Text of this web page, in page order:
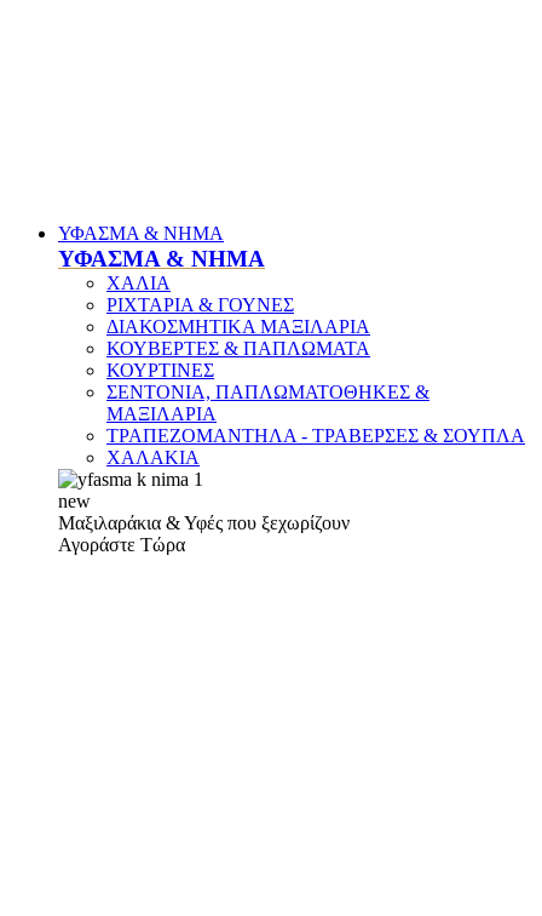
ΥΦΑΣΜΑ & ΝΗΜΑ
ΥΦΑΣΜΑ & ΝΗΜΑ
ΧΑΛΙΑ
ΡΙΧΤΑΡΙΑ & ΓΟΥΝΕΣ
ΔΙΑΚΟΣΜΗΤΙΚΑ ΜΑΞΙΛΑΡΙΑ
ΚΟΥΒΕΡΤΕΣ & ΠΑΠΛΩΜΑΤΑ
ΚΟΥΡΤΙΝΕΣ
ΣΕΝΤΟΝΙΑ, ΠΑΠΛΩΜΑΤΟΘΗΚΕΣ &
ΜΑΞΙΛΑΡΙΑ
ΤΡΑΠΕΖΟΜΑΝΤΗΛΑ - ΤΡΑΒΕΡΣΕΣ & ΣΟΥΠΛΑ
ΧΑΛΑΚΙΑ
new
Μαξιλαράκια & Υφές που ξεχωρίζουν
Αγοράστε Τώρα